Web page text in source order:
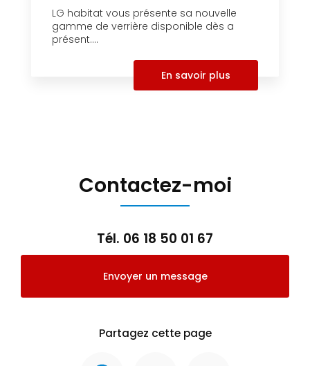
LG habitat vous présente sa nouvelle
gamme de verrière disponible dès a
présent....
En savoir plus
Contactez-moi
Tél. 06 18 50 01 67
Envoyer un message
Partagez cette page